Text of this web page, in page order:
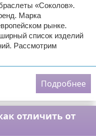
«Соколов».
Марка
рынке.
список изделий
Рассмотрим
Подробнее
отличить от